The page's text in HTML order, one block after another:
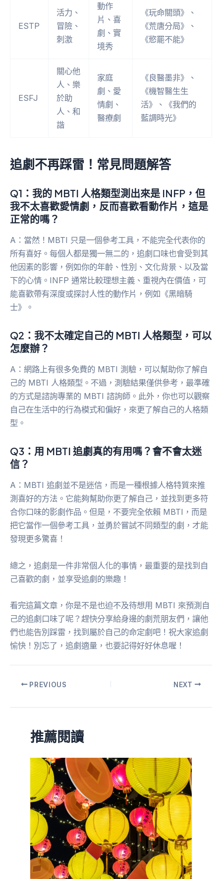
ESTP
活力、
冒險、
刺激
動作
片、喜
劇、實
境秀
《玩命關頭》、
《荒唐分局》、
《慾罷不能》
ESFJ
關心他
人、樂
於助
人、和
諧
家庭
劇、愛
情劇、
醫療劇
《良醫墨非》、
《機智醫生生
活》、《我們的
藍調時光》
追劇不再踩雷！常見問題解答
Q1：我的 MBTI 人格類型測出來是 INFP，但
我不太喜歡愛情劇，反而喜歡看動作片，這是
正常的嗎？
A：當然！MBTI 只是一個參考工具，不能完全代表你的
所有喜好。每個人都是獨一無二的，追劇口味也會受到其
他因素的影響，例如你的年齡、性別、文化背景、以及當
下的心情。INFP 通常比較理想主義、重視內在價值，可
能喜歡帶有深度或探討人性的動作片，例如《黑暗騎
士》。
Q2：我不太確定自己的 MBTI 人格類型，可以
怎麼辦？
A：網路上有很多免費的 MBTI 測驗，可以幫助你了解自
己的 MBTI 人格類型。不過，測驗結果僅供參考，最準確
的方式是諮詢專業的 MBTI 諮詢師。此外，你也可以觀察
自己在生活中的行為模式和偏好，來更了解自己的人格類
型。
Q3：用 MBTI 追劇真的有用嗎？會不會太迷
信？
A：MBTI 追劇並不是迷信，而是一種根據人格特質來推
測喜好的方法。它能夠幫助你更了解自己，並找到更多符
合你口味的影劇作品。但是，不要完全依賴 MBTI，而是
把它當作一個參考工具，並勇於嘗試不同類型的劇，才能
發現更多驚喜！
總之，追劇是一件非常個人化的事情，最重要的是找到自
己喜歡的劇，並享受追劇的樂趣！
看完這篇文章，你是不是也迫不及待想用 MBTI 來預測自
己的追劇口味了呢？趕快分享給身邊的劇荒朋友們，讓他
們也能告別踩雷，找到屬於自己的命定劇吧！祝大家追劇
愉快！別忘了，追劇適量，也要記得好好休息喔！
PREVIOUS NEXT
推薦閱讀